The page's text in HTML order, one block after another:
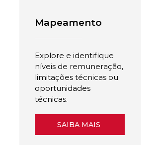
Mapeamento
Explore e identifique
níveis de remuneração,
limitações técnicas ou
oportunidades
técnicas.
SAIBA MAIS